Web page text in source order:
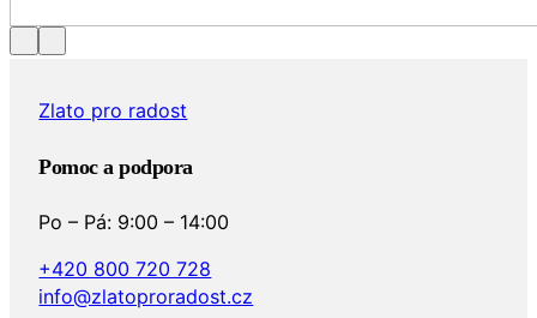
Zlato pro radost
Pomoc a podpora
Po – Pá: 9:00 – 14:00
+420 800 720 728
info@zlatoproradost.cz